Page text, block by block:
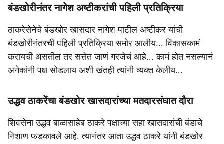
बंडखोरीनंतर नागेश अष्टीकरांची पहिली प्रतिक्रिया
ठाकरेसेनेचे बंडखोर खासदार नागेश पाटील अष्टीकर यांची
बंडखोरीनंतरची पहिली प्रतिक्रिया समोर आलीय... विकासकामं
करायची असतील तर सत्तेत जाणं गरजेचं आहे... कामं होत नसल्यानं
अनेकांनी पक्ष सोडलाय अशी खंतही त्यांनी व्यक्त केलीय...
उद्धव ठाकरेंचा बंडखोर खासदारांच्या मतदारसंघात दौरा
शिवसेना उद्धव बाळासाहेब ठाकरे पक्षाच्या सहा खासदारांची बंडाचे
निशाण फडकावले आहे. त्यानंतर आता उद्धव ठाकरे यांनी बंडखोर